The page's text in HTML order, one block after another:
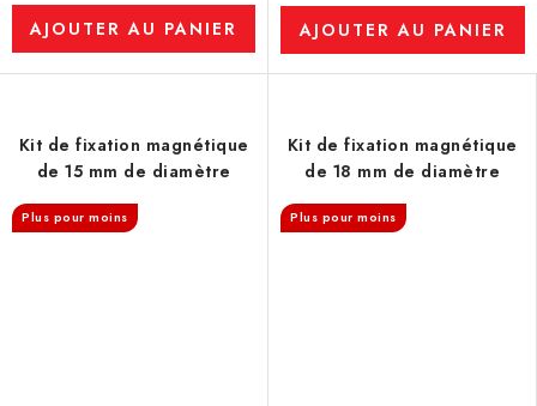
AJOUTER AU PANIER AJOUTER AU PANIER
Kit de fixation magnétique
de 15 mm de diamètre
Plus pour moins
Kit de fixation magnétique
de 18 mm de diamètre
Plus pour moins